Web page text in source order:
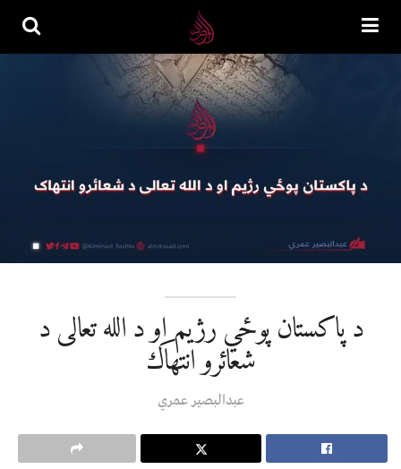
د پاکستان پوځي رژیم او د الله تعالی د
شعائرو انتهاک
عبدالبصیر عمري